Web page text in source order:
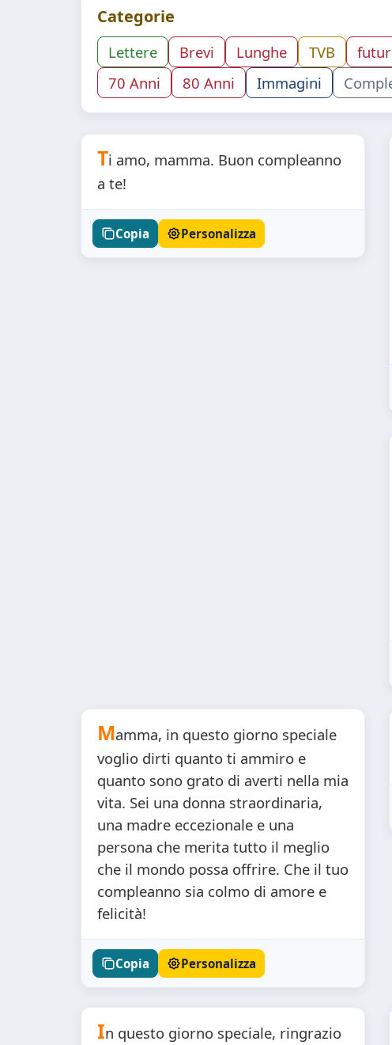
Categorie
Lettere Brevi Lunghe TVB
70 Anni
80 Anni Immagini
Ti amo, mamma. Buon compleanno
a te!
Copia Personalizza
Mamma, in questo giorno speciale
voglio dirti quanto ti ammiro e
quanto sono grato di averti nella mia
vita. Sei una donna straordinaria,
una madre eccezionale e una
persona che merita tutto il meglio
che il mondo possa offrire. Che il tuo
compleanno sia colmo di amore e
felicità!
Copia Personalizza
In questo giorno speciale, ringrazio